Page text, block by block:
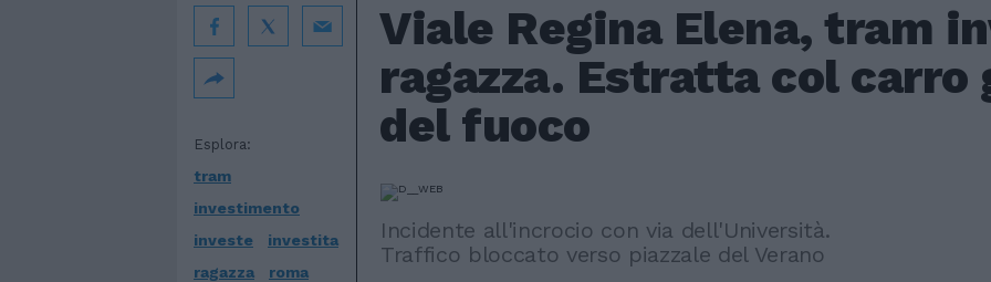
Viale Regina Elena, tram
ragazza. Estratta col
del fuoco
Esplora:
tram
investimento
investe
investita
ragazza
roma
Incidente all'incrocio con via dell'Università.
Traffico bloccato verso piazzale del Verano